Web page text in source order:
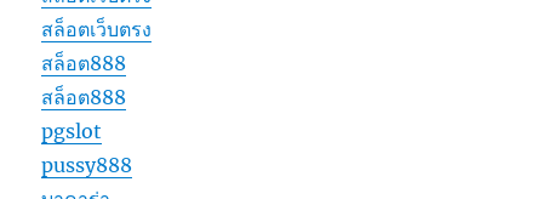
สล็อตเว็บตรง
สล็อต888
สล็อต888
pgslot
pussy888